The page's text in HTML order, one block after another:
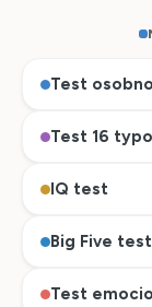
Test
Test 16
IQ test
Big Five
Test